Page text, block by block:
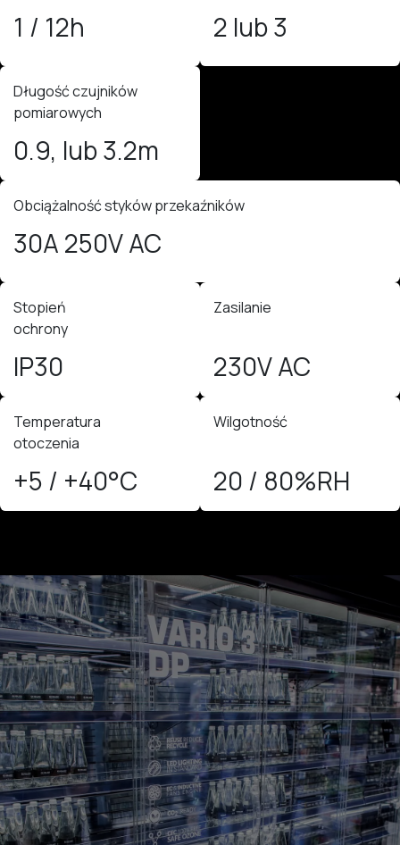
1 / 12h 2 lub 3
Długość czujników
pomiarowych
0.9, lub 3.2m
Obciążalność styków przekaźników
30A 250V AC
Stopień
ochrony
IP30
Zasilanie
230V AC
Temperatura
otoczenia
+5 / +40°C
Wilgotność
20 / 80%RH​